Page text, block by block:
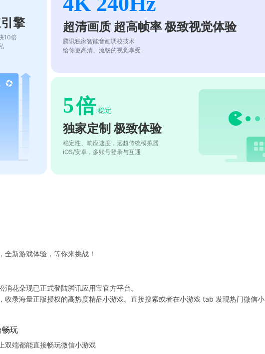
擎
10倍
超清画质 超高帧率 极致视觉体验
腾讯独家智能音画调校技术
给你更高清、流畅的视觉享受
5倍 稳定
独家定制 极致体验
稳定性、响应速度，远超传统模拟器
iOS/安卓，多账号登录与互通
全新游戏体验，等你来挑战！
消花朵现已正式登陆腾讯应用宝官方平台。
收录海量正版授权的高热度精品小游戏。直接搜索或者在小游戏 tab 发现热门微信小
畅玩
双端都能直接畅玩微信小游戏